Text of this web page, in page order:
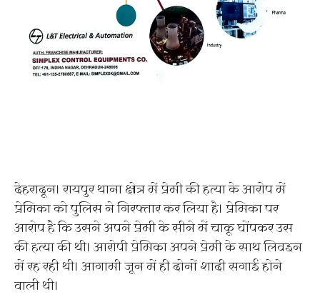
देहरादून। रायपुर थाना क्षेत्र में प्रेमी की हत्या के आरोप में
प्रेमिका को पुलिस ने गिरफ्तार कर लिया है। प्रेमिका पर
आरोप है कि उसने अपने प्रेमी के सीने में चाकू घोंपकर उस
की हत्या की थी। आरोपी प्रेमिका अपने प्रेमी के साथ लिवइन
में रह रही थी। आगामी जून में ही दोनों शादी सगाई होने
वाली थी।